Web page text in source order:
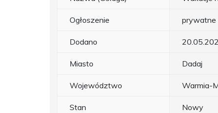
Ogłoszenie prywatne
Dodano
Miasto Dadaj
Województwo Warmia-
Stan Nowy